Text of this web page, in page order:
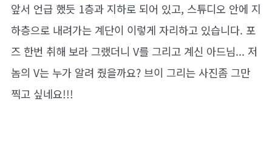
앞서 언급 했듯 1층과 지하로 되어 있고, 스튜디오 안에 지
하층으로 내려가는 계단이 이렇게 자리하고 있습니다. 포
즈 한번 취해 보라 그랬더니 V를 그리고 계신 아드님... 저
놈의 V는 누가 알려 줬을까요? 브이 그리는 사진좀 그만
찍고 싶네요!!!